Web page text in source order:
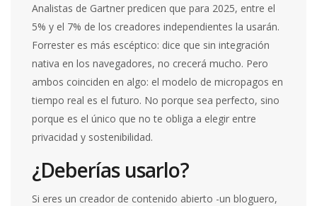
Analistas de Gartner predicen que para 2025, entre el
5% y el 7% de los creadores independientes la usarán.
Forrester es más escéptico: dice que sin integración
nativa en los navegadores, no crecerá mucho. Pero
ambos coinciden en algo: el modelo de micropagos en
tiempo real es el futuro. No porque sea perfecto, sino
porque es el único que no te obliga a elegir entre
privacidad y sostenibilidad.
¿Deberías usarlo?
Si eres un creador de contenido abierto -un bloguero,